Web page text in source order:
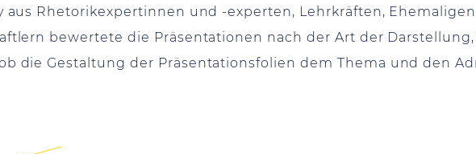
Rhetorikexpertinnen und -experten, Lehrkräften,
bewertete die Präsentationen nach der Art der
die Gestaltung der Präsentationsfolien dem Thema und den